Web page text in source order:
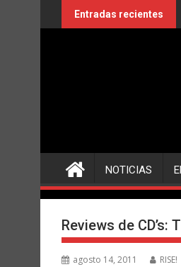
al
Entradas recientes
NOTICIAS
Reviews de CD’s:
agosto 14, 2011 RISE!